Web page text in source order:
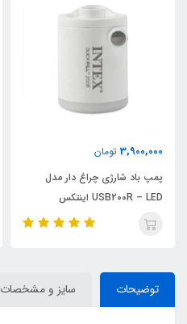
2,200,000 تومان
پمپ باد شارژی محصولات بادی
توضیحات سایز و مشخصات